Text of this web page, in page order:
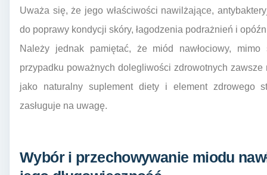
Uważa się, że jego właściwości nawilżające,
do poprawy kondycji skóry, łagodzenia podrażnień i
Należy jednak pamiętać, że miód nawłociowy,
przypadku poważnych dolegliwości zdrowotnych
jako naturalny suplement diety i element zdrowego
zasługuje na uwagę.
Wybór i przechowywanie miodu